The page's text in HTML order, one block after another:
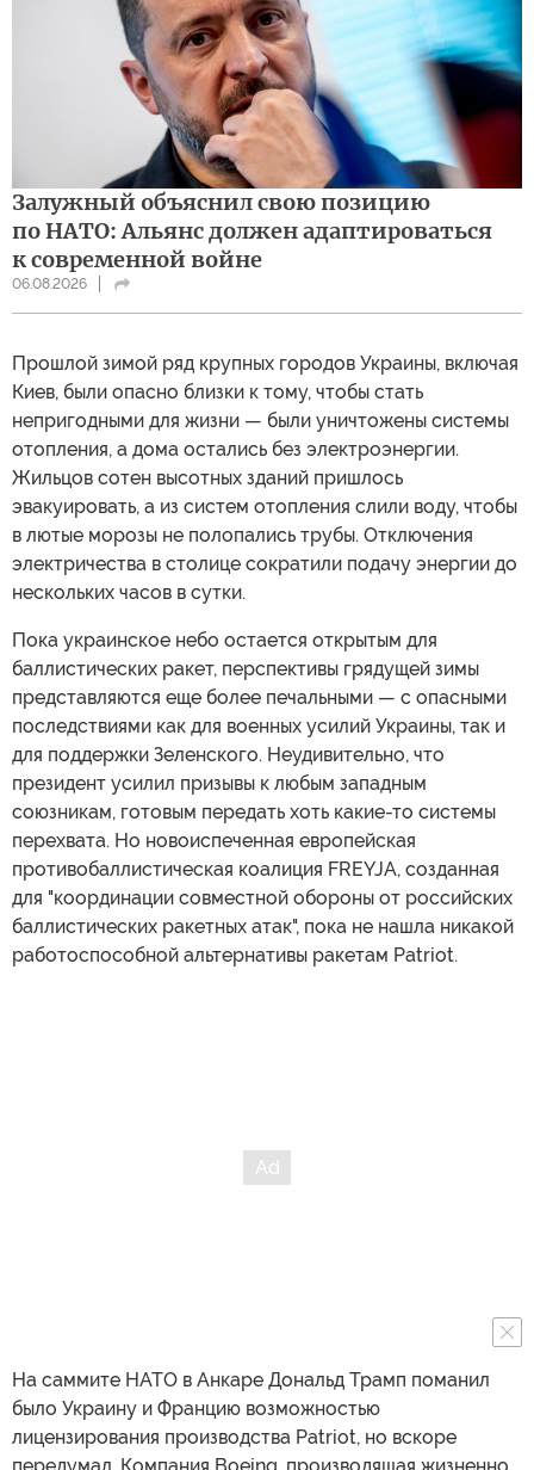
Залужный объяснил свою позицию
по НАТО: Альянс должен адаптироваться
к современной войне
06.08.2026
Прошлой зимой ряд крупных городов Украины, включая
Киев, были опасно близки к тому, чтобы стать
непригодными для жизни — были уничтожены системы
отопления, а дома остались без электроэнергии.
Жильцов сотен высотных зданий пришлось
эвакуировать, а из систем отопления слили воду, чтобы
в лютые морозы не полопались трубы. Отключения
электричества в столице сократили подачу энергии до
нескольких часов в сутки.
Пока украинское небо остается открытым для
баллистических ракет, перспективы грядущей зимы
представляются еще более печальными — с опасными
последствиями как для военных усилий Украины, так и
для поддержки Зеленского. Неудивительно, что
президент усилил призывы к любым западным
союзникам, готовым передать хоть какие-то системы
перехвата. Но новоиспеченная европейская
противобаллистическая коалиция FREYJA, созданная
для "координации совместной обороны от российских
баллистических ракетных атак", пока не нашла никакой
работоспособной альтернативы ракетам Patriot.
На саммите НАТО в Анкаре Дональд Трамп поманил
было Украину и Францию возможностью
лицензирования производства Patriot, но вскоре
передумал. Компания Boeing, производящая жизненно